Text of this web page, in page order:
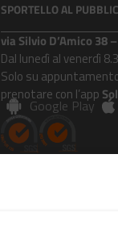
SPORTELLO AL
via Silvio D’Amico 38
Dal lunedì al venerdì
Solo su
prenotare con l’app
Google Play